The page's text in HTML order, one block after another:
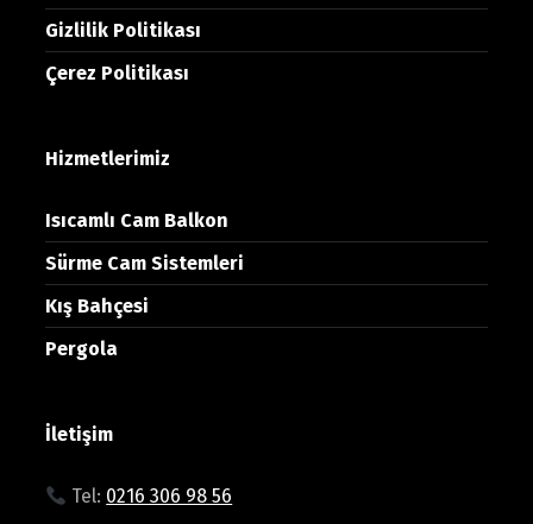
Gizlilik Politikası
Çerez Politikası
Hizmetlerimiz
Isıcamlı Cam Balkon
Sürme Cam Sistemleri
Kış Bahçesi
Pergola
İletişim
Tel: 0216 306 98 56